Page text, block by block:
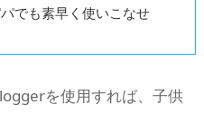
でも素早く使いこなせ
を使用すれば、子供